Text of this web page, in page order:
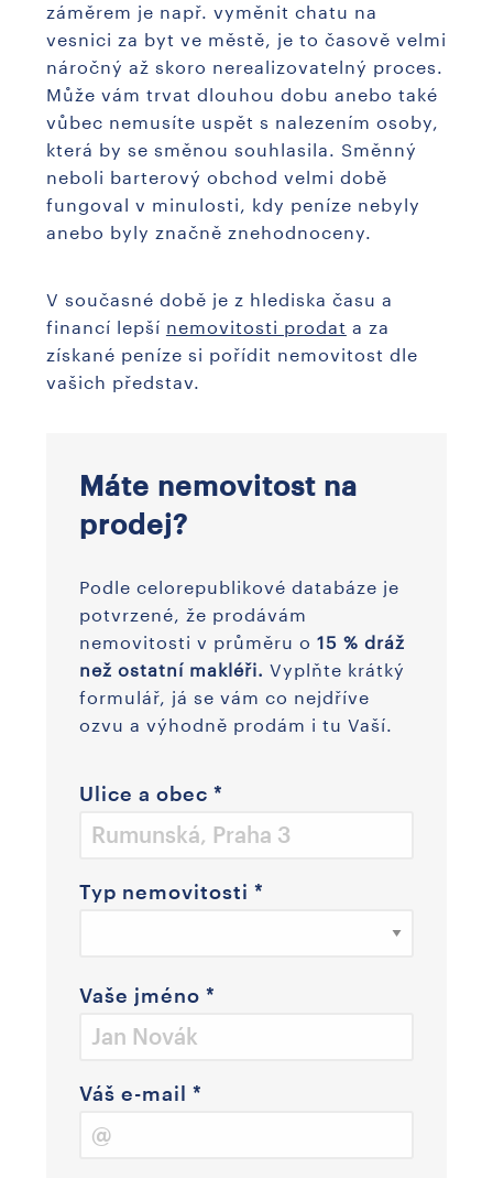
záměrem je např. vyměnit chatu na
vesnici za byt ve městě, je to časově velmi
náročný až skoro nerealizovatelný proces.
Může vám trvat dlouhou dobu anebo také
vůbec nemusíte uspět s nalezením osoby,
která by se směnou souhlasila. Směnný
neboli barterový obchod velmi době
fungoval v minulosti, kdy peníze nebyly
anebo byly značně znehodnoceny.
V současné době je z hlediska času a
financí lepší nemovitosti prodat a za
získané peníze si pořídit nemovitost dle
vašich představ.
Máte nemovitost na
prodej?
Podle celorepublikové databáze je
potvrzené, že prodávám
nemovitosti v průměru o 15 % dráž
než ostatní makléři. Vyplňte krátký
formulář, já se vám co nejdříve
ozvu a výhodně prodám i tu Vaší.
Ulice a obec *
Typ nemovitosti *
Vaše jméno *
Váš e-mail *